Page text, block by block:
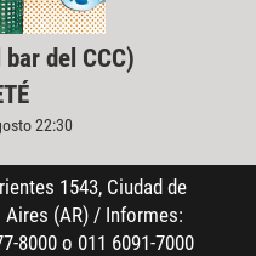
del CCC)
22:30
1543, Ciudad de
Aires (AR) / Informes:
8000 o 011 6091-7000